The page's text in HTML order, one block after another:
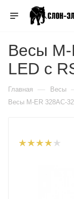
Весы
LED с
Главная — Весы
Весы M-ER 328AC-